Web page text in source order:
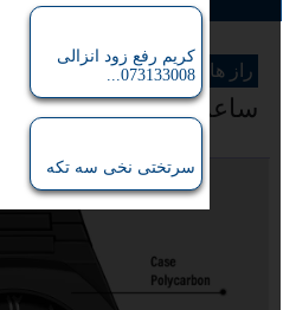
راز های زندکی
ساعت دستی عربی
کریم رفع زود انزالی
073133008...
سرتختی نخی سه تکه